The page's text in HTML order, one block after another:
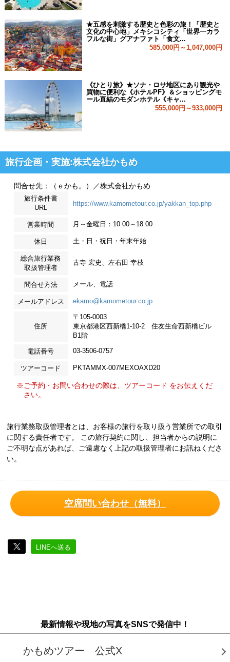
★五感を刺激する歴史と色彩の旅！「歴史と
文化の中心地」メキシコシティ「世界一カラ
フルな街」グアナファト「食文...
585,000円～1,047,000円
《ひとり旅》★ソナ・ロサ地区にあり観光や
買物に便利な《ホテルPF》＆ショッピングモ
ール直結のモダンホテル《キャ...
555,000円～933,000円
旅行企画・実施:株式会社かもめ
問合せ先：（ｅかも。）／株式会社かもめ
旅行条件書
URL
https://www.kamometour.co.jp/yakkan_top.php
営業時間 月～金曜日：10:00～18:00
休日 土・日・祝日・年末年始
総合旅行業務
取扱管理者
古寺 宏史、左右田 幸枝
問合せ方法 メール、電話
メールアドレス ekamo@kamometour.co.jp
住所
〒105-0003
東京都港区西新橋1-10-2 住友生命西新橋ビル
B1階
電話番号 03-3506-0757
ツアーコード PKTAMMX-007MEXOAXD20
※ご予約・お問い合わせの際は、ツアーコード をお伝えくだ
さい。
旅行業務取扱管理者とは、お客様の旅行を取り扱う営業所での取引
に関する責任者です。 この旅行契約に関し、担当者からの説明に
ご不明な点があれば、ご遠慮なく上記の取扱管理者にお訊ねくださ
い。
空席問い合わせ（無料）
LINEへ送る
最新情報や現地の写真をSNSで発信中！
かもめツアー 公式X